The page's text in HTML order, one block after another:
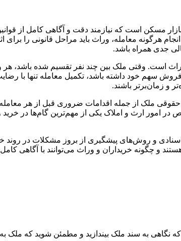
بازار مسکن است که نیازمند دقت و آگاهی کامل از
هرگونه معامله، وراث باید مراحل قانونی را
جدی همراه باشد.
است. وقتی ملک بین چند نفر تقسیم شده باشد،
سهم خود داشته باشد، تکمیل معامله تنها با
و زمان‌برتر باشند.
ملک از جمله اقدامات ضروری قبل از هر
در امور ارث و املاک یکی از مهم‌ترین گام‌ها در
و روش‌های پیشگیری از بروز مشکلات در روند
و چگونه خریداران و وراث می‌توانند با آگاهی
که نگاهی به سند ملک بیندازید و مطمئن شوید که